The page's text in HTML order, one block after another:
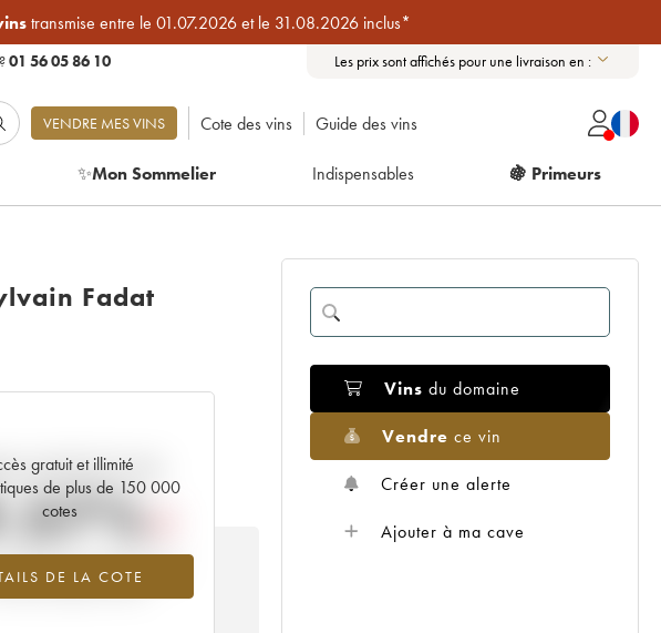
transmise entre le 01.07.2026 et le 31.08.2026 inclus*
01 56 05 86 10 Les prix sont affichés pour une livraison en :
VENDRE MES VINS Cote des vins Guide des vins
✨Mon Sommelier Indispensables 🍇 Primeurs
Fadat
gratuit et illimité
de plus de 150 000
cotes
DE LA COTE
actuelle de la cote
à la baisse du millésime 2009
par rapport à 2025
Vins du domaine
Vendre ce vin
Créer une alerte
Ajouter à ma cave